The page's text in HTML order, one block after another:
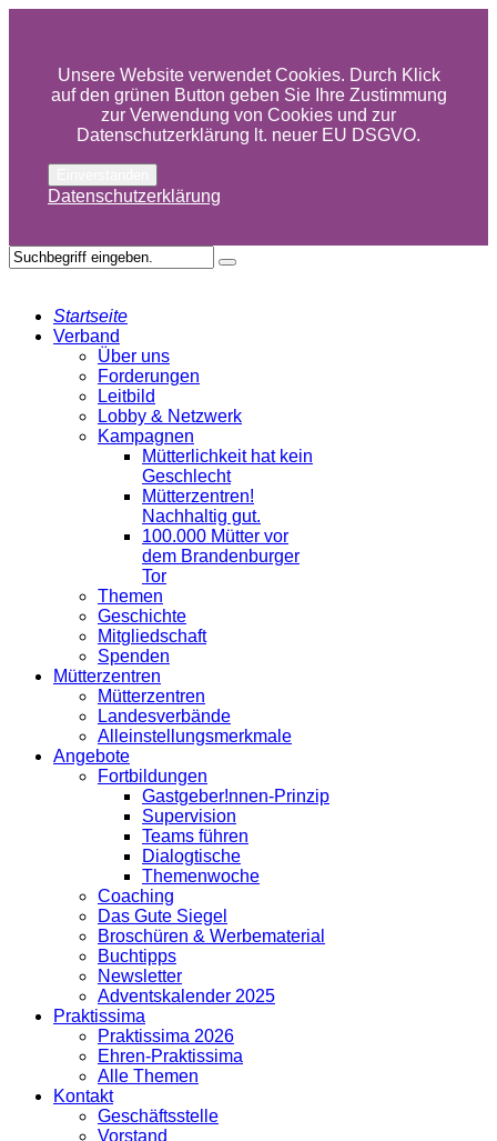
Unsere Website verwendet Cookies. Durch Klick
auf den grünen Button geben Sie Ihre Zustimmung
zur Verwendung von Cookies und zur
Datenschutzerklärung lt. neuer EU DSGVO.
Datenschutzerklärung
Startseite
Verband
Über uns
Forderungen
Leitbild
Lobby & Netzwerk
Kampagnen
Mütterlichkeit hat kein
Geschlecht
Mütterzentren!
Nachhaltig gut.
100.000 Mütter vor
dem Brandenburger
Tor
Themen
Geschichte
Mitgliedschaft
Spenden
Mütterzentren
Mütterzentren
Landesverbände
Alleinstellungsmerkmale
Angebote
Fortbildungen
Gastgeber!nnen-Prinzip
Supervision
Teams führen
Dialogtische
Themenwoche
Coaching
Das Gute Siegel
Broschüren & Werbematerial
Buchtipps
Newsletter
Adventskalender 2025
Praktissima
Praktissima 2026
Ehren-Praktissima
Alle Themen
Kontakt
Geschäftsstelle
Vorstand